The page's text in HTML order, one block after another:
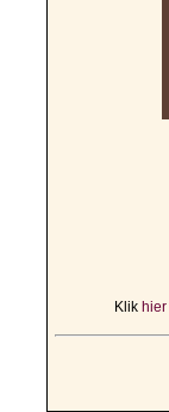
Klik hier